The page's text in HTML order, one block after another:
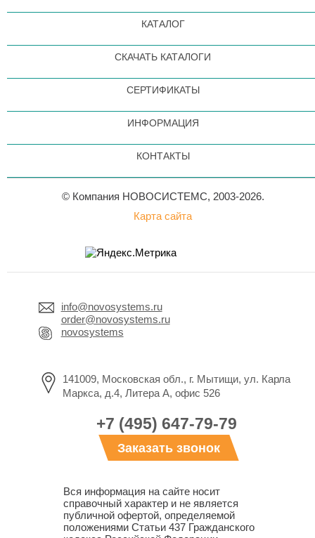
КАТАЛОГ
СКАЧАТЬ КАТАЛОГИ
СЕРТИФИКАТЫ
ИНФОРМАЦИЯ
КОНТАКТЫ
© Компания НОВОСИСТЕМС, 2003-2026.
Карта сайта
info@novosystems.ru
order@novosystems.ru
novosystems
141009, Московская обл., г. Мытищи, ул. Карла
Маркса, д.4, Литера А, офис 526
+7 (495) 647-79-79
Заказать звонок
Вся информация на сайте носит
справочный характер и не является
публичной офертой, определяемой
положениями Статьи 437 Гражданского